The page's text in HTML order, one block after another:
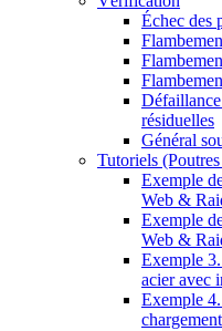
Échec des
résiduelles
Général
Tutoriels
Exemple
Web &
Exemple
Web &
Exemple
acier avec
Exemple